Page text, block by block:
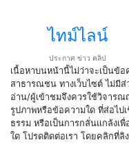
ไทม์ไลน์
ประกาศ ข่าว คลิป
เนื้อหาบนหน้านี้ไม่ว่าจะเป็นข้อ
สาธารณชน ทางเว็บไซต์ ไม่มี
อ่าน/ผู้เข้าชมจึงควรใช้วิจาร
รูปภาพหรือข้อความใด ที่ส่อไป
ธรรม หรือเป็นการกลั่นแกล้งเ
ใด โปรดติดต่อเรา โดยคลิกที่ลิ